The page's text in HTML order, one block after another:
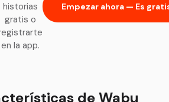
historias
gratis o
en la app.
Empezar ahora — Es
de Wabu